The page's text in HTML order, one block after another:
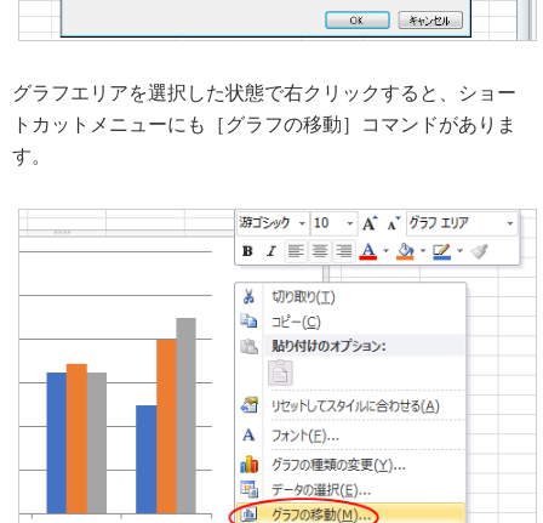
グラフエリアを選択した状態で右クリックすると、ショー
トカットメニューにも［グラフの移動］コマンドがありま
す。